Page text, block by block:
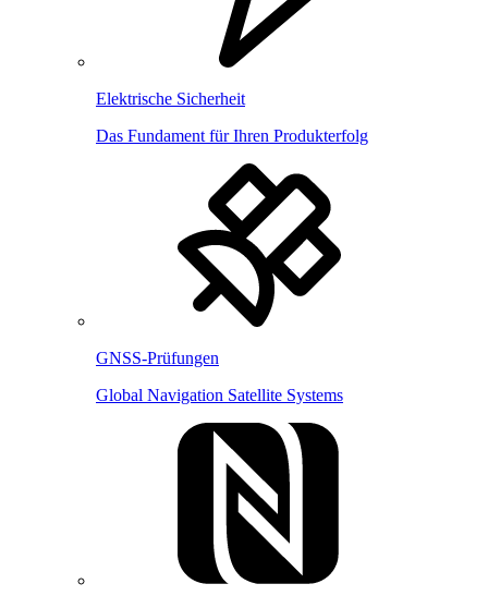
Elektrische Sicherheit
Das Fundament für Ihren Produkterfolg
GNSS-Prüfungen
Global Navigation Satellite Systems